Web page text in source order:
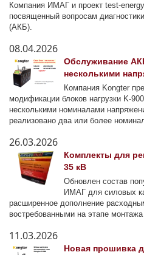
Компания ИМАГ и проект test-
посвященный вопросам
(АКБ).
08.04.2026
Обслуживание
несколькими
Компания Kongter
модификации блоков нагрузки K-
несколькими номиналами
реализовано два или более
26.03.2026
Комплекты для
35 кВ
Обновлен состав
ИМАГ для силовых
расширенное дополнение
востребованными на этапе
11.03.2026
Новая прошивка